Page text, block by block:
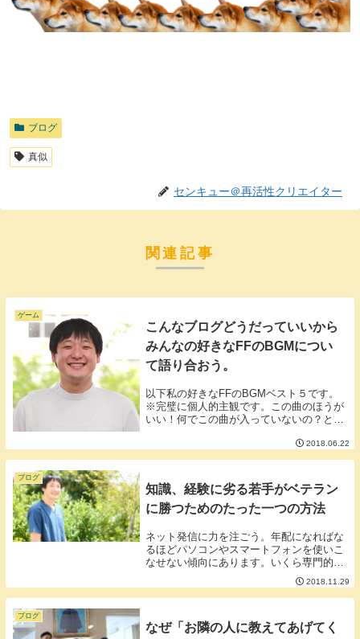
ブログ
真似
センキュー＠再活性クリエイター
関連記事
ゲーム
こんなブログどうだっていいから
みんなの好きなFFのBGMについ
て語り合おう。
以下私の好きなFFのBGMベスト５です。
※完璧に個人的主観です。この曲のほうが
いい！何でこの曲が入っていないの？とい
思い出となる曲を断腸の思いでランキング
しました。第5位 バラムガーデン（FF8）
2018.06.22
ブログ
知識、経験に劣る若手がベテラン
に勝つためのたった一つの方法
ネット発信に力を注ごう。年配になればな
るほどパソコンやスマートフォンを使いこ
なせない傾向にあります。いくら専門的な
知識、技術、経験に長けている熟練者でも
デジタルでの発信ができないことは大きな
弱点です。１年間に日本国民の10％も鍼灸
2018.11.29
ブログ
なぜ「お隣の人に教えてあげてく